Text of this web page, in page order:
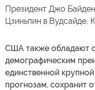
Президент Джо
Цзиньпин в Вудсайде,
США также обладают
демографическим
единственной
прогнозам, сохранит